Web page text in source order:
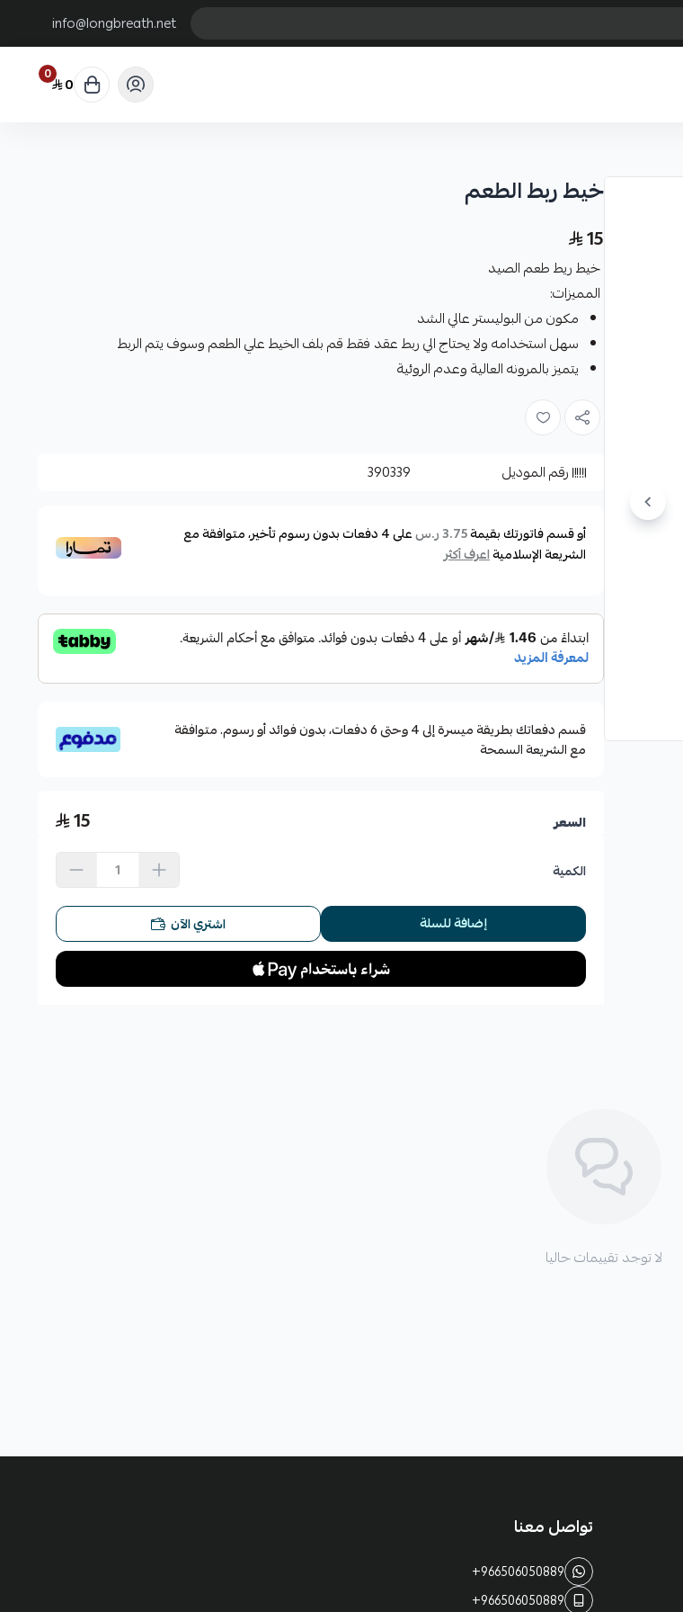
info@longbreath.net
0 0
خيط ربط الطعم
15
خيط ريط طعم الصيد
المميزات:
مكون من البوليستر عالي الشد
سهل استخدامه ولا يحتاج الي ربط عقد فقط قم بلف الخيط علي الطعم وسوف يتم الربط
يتميز بالمرونه العالية وعدم الروئية
رقم الموديل 390339
أو قسم فاتورتك بقيمة3.75 ر.س على4دفعات بدون رسوم تأخير، متوافقة مع
الشريعة الإسلاميةاعرف أكثر
قسم دفعاتك بطريقة ميسرة إلى 4 وحتى 6 دفعات، بدون فوائد أو رسوم. متوافقة
مع الشريعة السمحة
السعر 15
الكمية
إضافة للسلة اشتري الآن
لا توجد تقييمات حاليا
تواصل معنا
+966506050889
+966506050889